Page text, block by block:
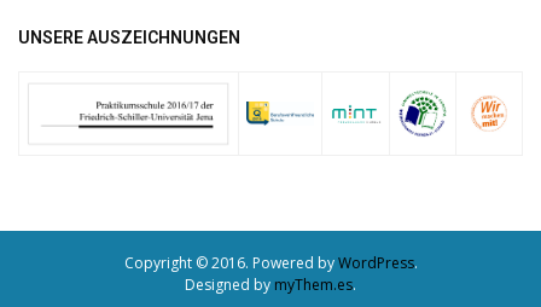
UNSERE AUSZEICHNUNGEN
Copyright © 2016. Powered byWordPress.
Designed by myThem.es.